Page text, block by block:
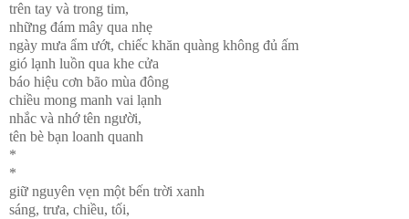
trên tay và trong tim,
những đám mây qua nhẹ
ngày mưa ẩm ướt, chiếc khăn quàng không đủ ấm
gió lạnh luồn qua khe cửa
báo hiệu cơn bão mùa đông
chiều mong manh vai lạnh
nhắc và nhớ tên người,
tên bè bạn loanh quanh
*
*
giữ nguyên vẹn một bến trời xanh
sáng, trưa, chiều, tối,